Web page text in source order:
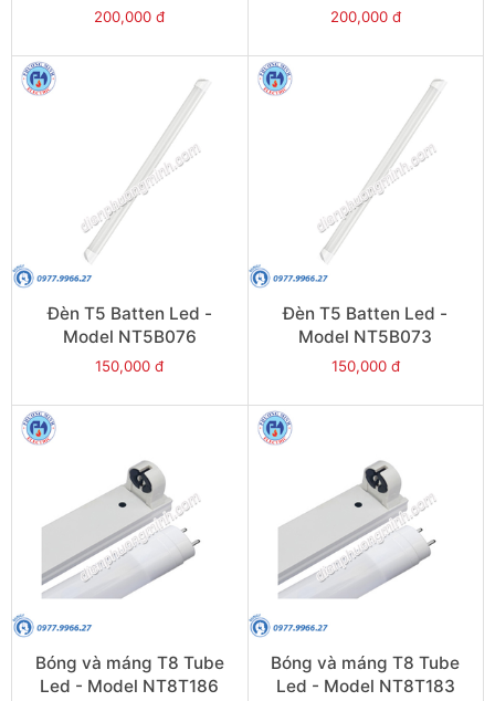
200,000 đ 200,000 đ
Đèn T5 Batten Led -
Model NT5B076
150,000 đ
Đèn T5 Batten Led -
Model NT5B073
150,000 đ
Bóng và máng T8 Tube
Led - Model NT8T186
Bóng và máng T8 Tube
Led - Model NT8T183